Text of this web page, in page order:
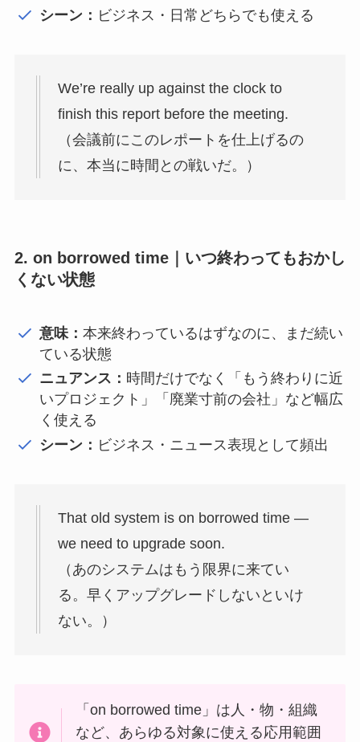
シーン： ビジネス・日常どちらでも使える
We’re really up against the clock to
finish this report before the meeting.
（会議前にこのレポートを仕上げるの
に、本当に時間との戦いだ。）
2. on borrowed time｜いつ終わってもおかし
くない状態
意味：本来終わっているはずなのに、まだ続い
ている状態
ニュアンス： 時間だけでなく「もう終わりに近
いプロジェクト」「廃業寸前の会社」など幅広
く使える
シーン： ビジネス・ニュース表現として頻出
That old system is on borrowed time —
we need to upgrade soon.
（あのシステムはもう限界に来てい
る。早くアップグレードしないといけ
ない。）
「on borrowed time」は人・物・組織
など、あらゆる対象に使える応用範囲